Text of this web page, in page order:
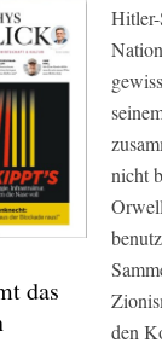
das
nicht
den